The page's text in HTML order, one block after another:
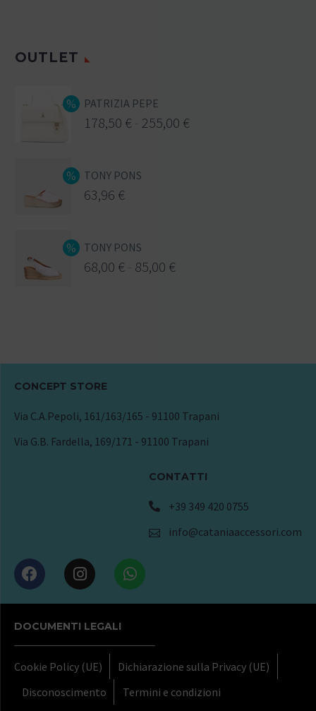
OUTLET
PATRIZIA PEPE
178,50 € 255,00 €
TONY PONS
63,96 €
TONY PONS
68,00 € 85,00 €
CONCEPT STORE
Via C.A.Pepoli, 161/163/165 - 91100 Trapani
Via G.B. Fardella, 169/171 - 91100 Trapani
CONTATTI
+39 349 420 0755
info@cataniaaccessori.com
DOCUMENTI LEGALI
Cookie Policy (UE)
Dichiarazione sulla Privacy (UE)
Disconoscimento
Termini e condizioni